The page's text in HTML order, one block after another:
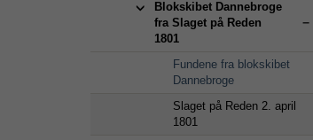
Blokskibet Dannebroge
fra Slaget på Reden
1801
Fundene fra blokskibet
Dannebroge
Slaget på Reden 2. april
1801